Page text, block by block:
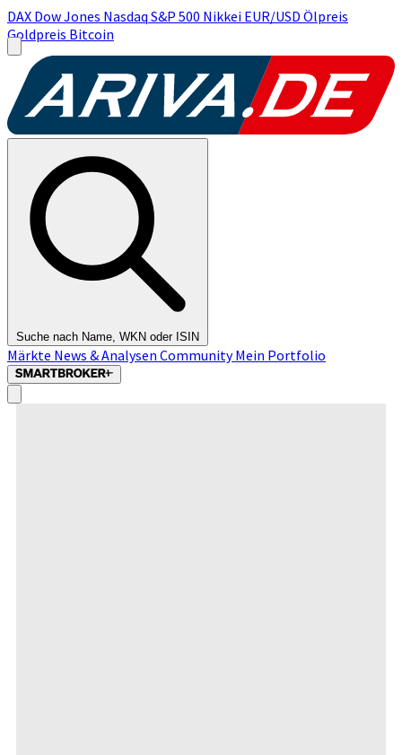
DAX Dow Jones Nasdaq S&P 500 Nikkei EUR/USD Ölpreis
Goldpreis Bitcoin
Suche nach Name, WKN oder ISIN
Märkte News & Analysen CommunityMein Portfolio